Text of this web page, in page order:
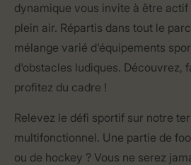
dynamique vous invite à être
plein air. Répartis dans tout le
mélange varié d'équipements
d'obstacles ludiques. Découvrez,
profitez du cadre !
Relevez le défi sportif sur notre
multifonctionnel. Une partie de
ou de hockey ? Vous ne serez